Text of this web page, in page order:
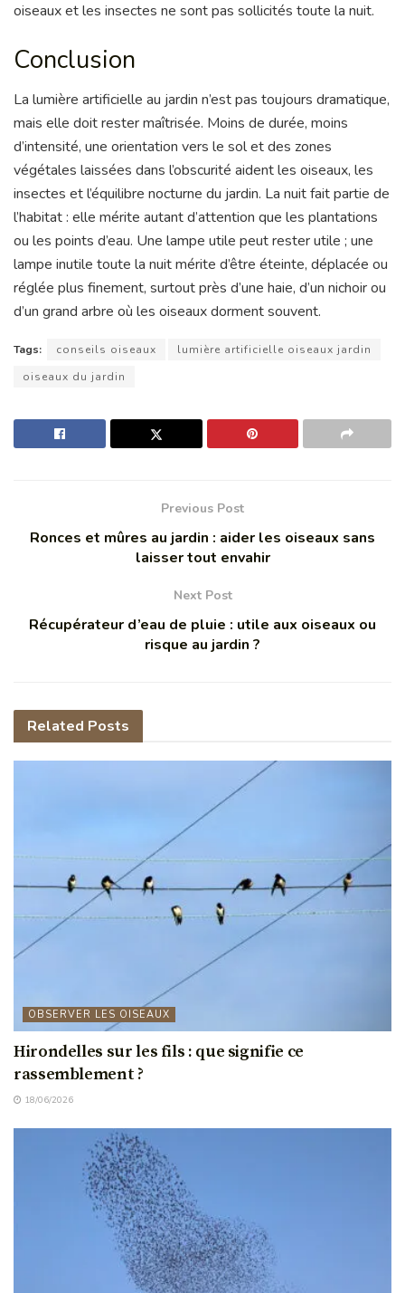
oiseaux et les insectes ne sont pas sollicités toute la nuit.
Conclusion
La lumière artificielle au jardin n’est pas toujours dramatique,
mais elle doit rester maîtrisée. Moins de durée, moins
d’intensité, une orientation vers le sol et des zones
végétales laissées dans l’obscurité aident les oiseaux, les
insectes et l’équilibre nocturne du jardin. La nuit fait partie de
l’habitat : elle mérite autant d’attention que les plantations
ou les points d’eau. Une lampe utile peut rester utile ; une
lampe inutile toute la nuit mérite d’être éteinte, déplacée ou
réglée plus finement, surtout près d’une haie, d’un nichoir ou
d’un grand arbre où les oiseaux dorment souvent.
Tags: conseils oiseaux
lumière artificielle oiseaux jardin
oiseaux du jardin
Previous Post
Ronces et mûres au jardin : aider les oiseaux sans
laisser tout envahir
Next Post
Récupérateur d’eau de pluie : utile aux oiseaux ou
risque au jardin ?
Related Posts
OBSERVER LES OISEAUX
Hirondelles sur les fils : que signifie ce
rassemblement ?
18/06/2026